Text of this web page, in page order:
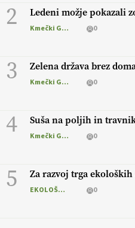
2 Ledeni možje pokazali
Kmečki Glas 0
3 Zelena država brez
Kmečki Glas 0
4 Suša na poljih in
Kmečki Glas 0
5 Za razvoj trga
EKOLOŠKO LOGIČNO 0